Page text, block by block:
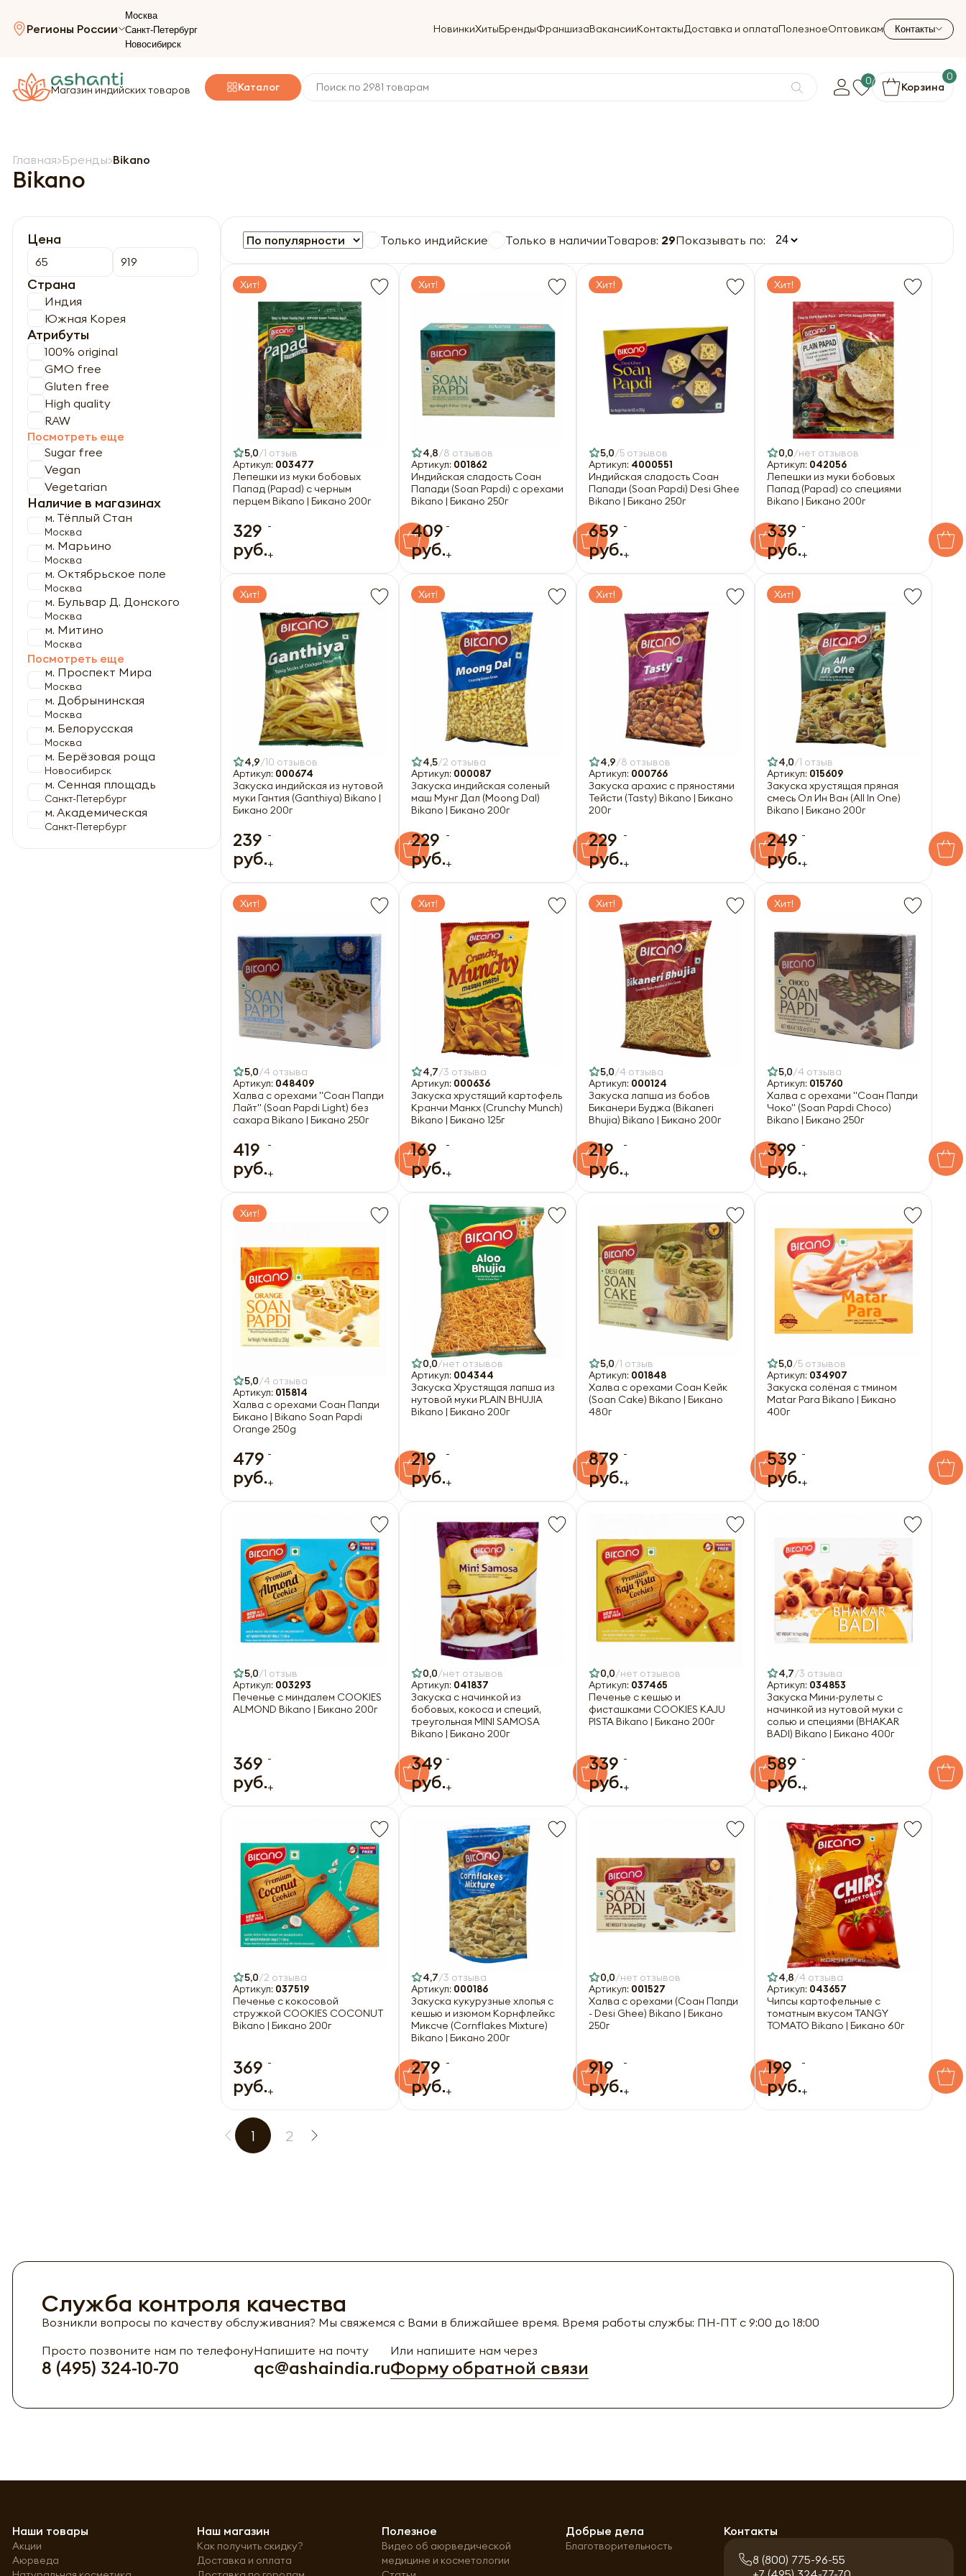
Регионы России
Москва
Санкт-Петербург
Новосибирск
НовинкиХитыБрендыФраншизаВакансииКонтактыДоставка и оплатаПолезноеОптовикам Контакты
Магазин индийских товаров Каталог 0 Корзина
0
Главная Бренды Bikano
Bikano
Цена
Страна
Индия
Южная Корея
Атрибуты
100% original
GMO free
Gluten free
High quality
RAW
Посмотреть еще
Sugar free
Vegan
Vegetarian
Наличие в магазинах
м. Тёплый Стан
Москва
м. Марьино
Москва
м. Октябрьское поле
Москва
м. Бульвар Д. Донского
Москва
м. Митино
Москва
Посмотреть еще
м. Проспект Мира
Москва
м. Добрынинская
Москва
м. Белорусская
Москва
м. Берёзовая роща
Новосибирск
м. Сенная площадь
Санкт-Петербург
м. Академическая
Санкт-Петербург
Только индийские Только в наличииТоваров: 29Показывать по:
Хит!
5,0 1 отзыв
Артикул: 003477
Лепешки из муки бобовых
Папад (Papad) с черным
перцем Bikano | Бикано 200г
329
руб.
-
+
Хит!
4,8 8 отзывов
Артикул: 001862
Индийская сладость Соан
Папади (Soan Papdi) с орехами
Bikano | Бикано 250г
409
руб.
-
+
Хит!
5,0 5 отзывов
Артикул: 4000551
Индийская сладость Соан
Папади (Soan Papdi) Desi Ghee
Bikano | Бикано 250г
659
руб.
-
+
Хит!
0,0 нет отзывов
Артикул: 042056
Лепешки из муки бобовых
Папад (Papad) со специями
Bikano | Бикано 200г
339
руб.
-
+
Хит!
4,9 10 отзывов
Артикул: 000674
Закуска индийская из нутовой
муки Гантия (Ganthiya) Bikano |
Бикано 200г
239
руб.
-
+
Хит!
4,5 2 отзыва
Артикул: 000087
Закуска индийская соленый
маш Мунг Дал (Moong Dal)
Bikano | Бикано 200г
229
руб.
-
+
Хит!
4,9 8 отзывов
Артикул: 000766
Закуска арахис с пряностями
Тейсти (Tasty) Bikano | Бикано
200г
229
руб.
-
+
Хит!
4,0 1 отзыв
Артикул: 015609
Закуска хрустящая пряная
смесь Ол Ин Ван (All In One)
Bikano | Бикано 200г
249
руб.
-
+
Хит!
5,0 4 отзыва
Артикул: 048409
Халва с орехами "Соан Папди
Лайт" (Soan Papdi Light) без
сахара Bikano | Бикано 250г
419
руб.
-
+
Хит!
4,7 3 отзыва
Артикул: 000636
Закуска хрустящий картофель
Кранчи Манкх (Crunchy Munch)
Bikano | Бикано 125г
169
руб.
-
+
Хит!
5,0 4 отзыва
Артикул: 000124
Закуска лапша из бобов
Биканери Буджа (Bikaneri
Bhujia) Bikano | Бикано 200г
219
руб.
-
+
Хит!
5,0 4 отзыва
Артикул: 015760
Халва с орехами "Соан Папди
Чоко" (Soan Papdi Choco)
Bikano | Бикано 250г
399
руб.
-
+
Хит!
5,0 4 отзыва
Артикул: 015814
Халва с орехами Соан Папди
Бикано | Bikano Soan Papdi
Orange 250g
479
руб.
-
+
0,0 нет отзывов
Артикул: 004344
Закуска Хрустящая лапша из
нутовой муки PLAIN BHUJIA
Bikano | Бикано 200г
219
руб.
-
+
5,0 1 отзыв
Артикул: 001848
Халва с орехами Соан Кейк
(Soan Cake) Bikano | Бикано
480г
879
руб.
-
+
5,0 5 отзывов
Артикул: 034907
Закуска солёная с тмином
Matar Para Bikano | Бикано
400г
539
руб.
-
+
5,0 1 отзыв
Артикул: 003293
Печенье с миндалем COOKIES
ALMOND Bikano | Бикано 200г
369
руб.
-
+
0,0 нет отзывов
Артикул: 041837
Закуска с начинкой из
бобовых, кокоса и специй,
треугольная MINI SAMOSA
Bikano | Бикано 200г
349
руб.
-
+
0,0 нет отзывов
Артикул: 037465
Печенье с кешью и
фисташками COOKIES KAJU
PISTA Bikano | Бикано 200г
339
руб.
-
+
4,7 3 отзыва
Артикул: 034853
Закуска Мини-рулеты с
начинкой из нутовой муки с
солью и специями (BHAKAR
BADI) Bikano | Бикано 400г
589
руб.
-
+
5,0 2 отзыва
Артикул: 037519
Печенье с кокосовой
стружкой COOKIES COCONUT
Bikano | Бикано 200г
369
руб.
-
+
4,7 3 отзыва
Артикул: 000186
Закуска кукурузные хлопья с
кешью и изюмом Корнфлейкс
Миксче (Сornflakes Mixture)
Bikano | Бикано 200г
279
руб.
-
+
0,0 нет отзывов
Артикул: 001527
Халва с орехами (Соан Папди
- Desi Ghee) Bikano | Бикано
250г
919
руб.
-
+
4,8 4 отзыва
Артикул: 043657
Чипсы картофельные с
томатным вкусом TANGY
TOMATO Bikano | Бикано 60г
199
руб.
-
+
1 2
Служба контроля качества
Возникли вопросы по качеству обслуживания? Мы свяжемся с Вами в ближайшее время. Время работы службы: ПН-ПТ с 9:00 до 18:00
Просто позвоните нам по телефону
8 (495) 324-10-70
Напишите на почту
qc@ashaindia.ru
Или напишите нам через
Форму обратной связи
Наши товары
Акции
Аюрведа
Наш магазин
Как получить скидку?
Доставка и оплата
Полезное
Видео об аюрведической
медицине и косметологии
Добрые дела
Благотворительность
Контакты
8 (800) 775-96-55